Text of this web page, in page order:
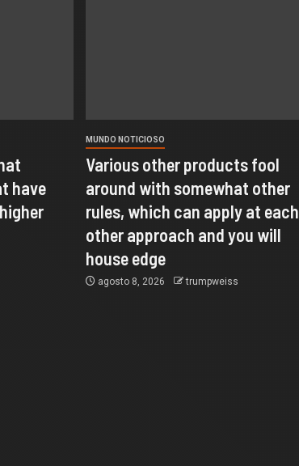
have
MUNDO NOTICIOSO
Various other products fool
around with somewhat other
rules, which can apply at each
other approach and you will
house edge
agosto 8, 2026 trumpweiss